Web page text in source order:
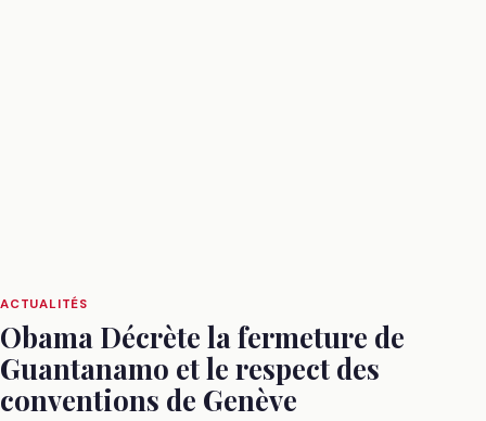
ACTUALITÉS
Obama Décrète la fermeture de
Guantanamo et le respect des
conventions de Genève